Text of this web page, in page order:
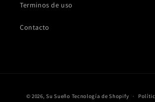
Terminos de uso
Contacto
© 2026,Su Sueño Tecnología de Shopify